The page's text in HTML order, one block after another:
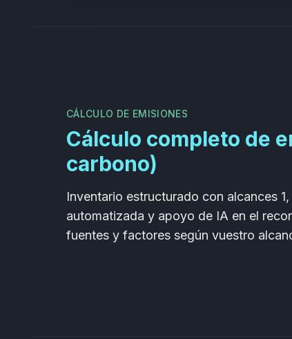
CÁLCULO DE EMISIONES
Cálculo completo de
carbono)
Inventario estructurado con alcances
automatizada y apoyo de IA en el
fuentes y factores según vuestro